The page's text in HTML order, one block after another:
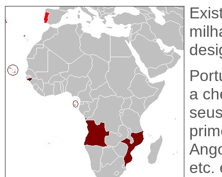
a
etc.